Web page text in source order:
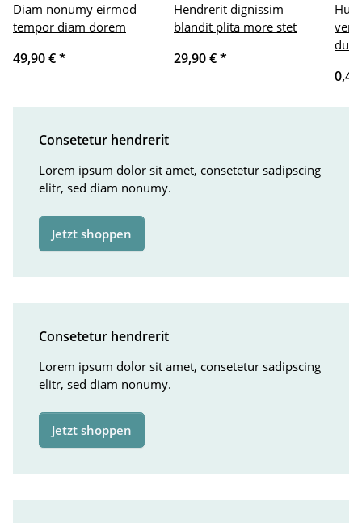
Diam nonumy eirmod
tempor diam dorem
49,90 €*
Hendrerit dignissim
blandit plita more stet
29,90 €*
Consetetur hendrerit
Lorem ipsum dolor sit amet, consetetur sadipscing
elitr, sed diam nonumy.
Jetzt shoppen
Consetetur hendrerit
Lorem ipsum dolor sit amet, consetetur sadipscing
elitr, sed diam nonumy.
Jetzt shoppen